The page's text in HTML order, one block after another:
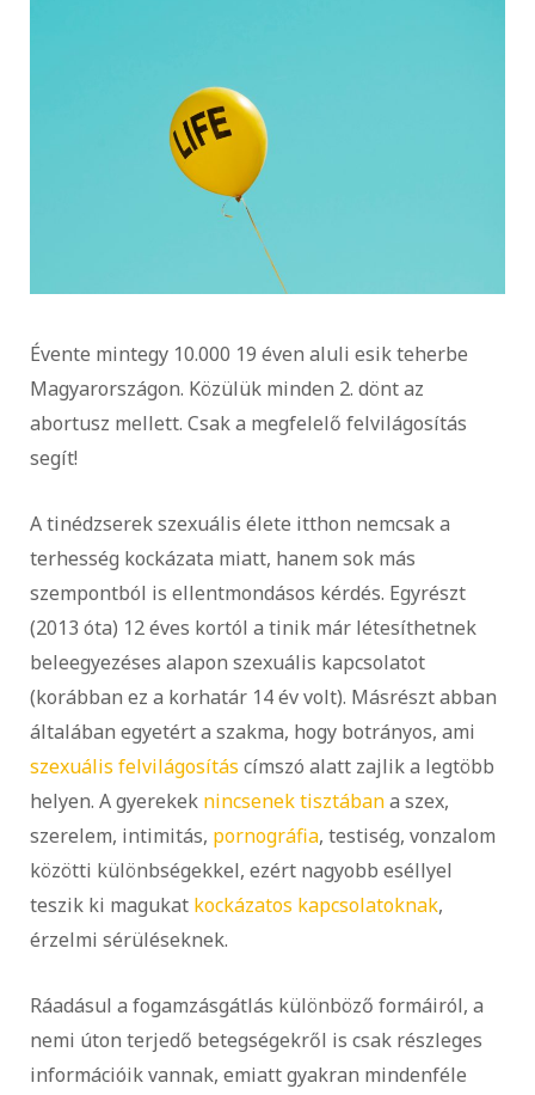
Évente mintegy 10.000 19 éven aluli esik teherbe
Magyarországon. Közülük minden 2. dönt az
abortusz mellett. Csak a megfelelő felvilágosítás
segít!
A tinédzserek szexuális élete itthon nemcsak a
terhesség kockázata miatt, hanem sok más
szempontból is ellentmondásos kérdés. Egyrészt
(2013 óta) 12 éves kortól a tinik már létesíthetnek
beleegyezéses alapon szexuális kapcsolatot
(korábban ez a korhatár 14 év volt). Másrészt abban
általában egyetért a szakma, hogy botrányos, ami
szexuális felvilágosítás címszó alatt zajlik a legtöbb
helyen. A gyerekek nincsenek tisztábana szex,
szerelem, intimitás, pornográfia, testiség, vonzalom
közötti különbségekkel, ezért nagyobb eséllyel
teszik ki magukat kockázatos kapcsolatoknak,
érzelmi sérüléseknek.
Ráadásul a fogamzásgátlás különböző formáiról, a
nemi úton terjedő betegségekről is csak részleges
információik vannak, emiatt gyakran mindenféle